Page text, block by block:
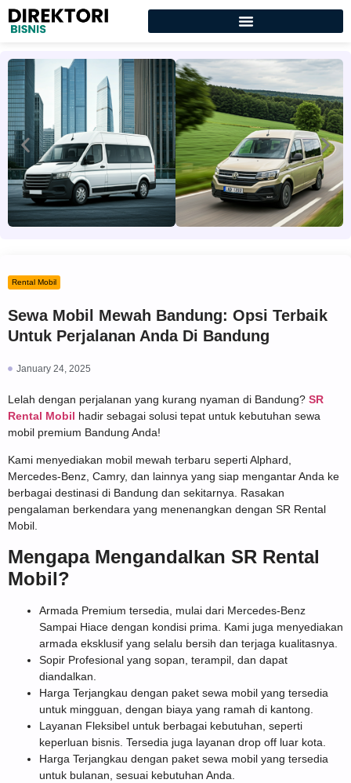
Rental Mobil
Sewa Mobil Mewah Bandung: Opsi Terbaik
Untuk Perjalanan Anda Di Bandung
January 24, 2025
Lelah dengan perjalanan yang kurang nyaman di Bandung? SR
Rental Mobil hadir sebagai solusi tepat untuk kebutuhan sewa
mobil premium Bandung Anda!
Kami menyediakan mobil mewah terbaru seperti Alphard,
Mercedes-Benz, Camry, dan lainnya yang siap mengantar Anda ke
berbagai destinasi di Bandung dan sekitarnya. Rasakan
pengalaman berkendara yang menenangkan dengan SR Rental
Mobil.
Mengapa Mengandalkan SR Rental
Mobil?
Armada Premium tersedia, mulai dari Mercedes-Benz
Sampai Hiace dengan kondisi prima. Kami juga menyediakan
armada eksklusif yang selalu bersih dan terjaga kualitasnya.
Sopir Profesional yang sopan, terampil, dan dapat
diandalkan.
Harga Terjangkau dengan paket sewa mobil yang tersedia
untuk mingguan, dengan biaya yang ramah di kantong.
Layanan Fleksibel untuk berbagai kebutuhan, seperti
keperluan bisnis. Tersedia juga layanan drop off luar kota.
Harga Terjangkau dengan paket sewa mobil yang tersedia
untuk bulanan, sesuai kebutuhan Anda.